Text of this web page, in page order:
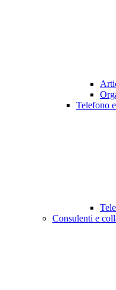
Telefono
Consulenti e